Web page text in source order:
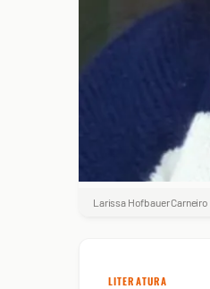
Larissa Hofbauer Carneiro
LITERATURA